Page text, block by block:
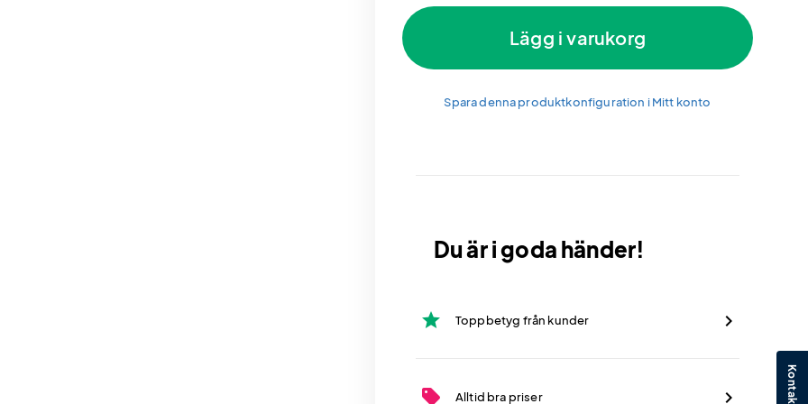
Lägg i varukorg
Spara denna produktkonfiguration i Mitt konto
Du är i goda händer!
star Toppbetyg från kunder
sell Alltid bra priser